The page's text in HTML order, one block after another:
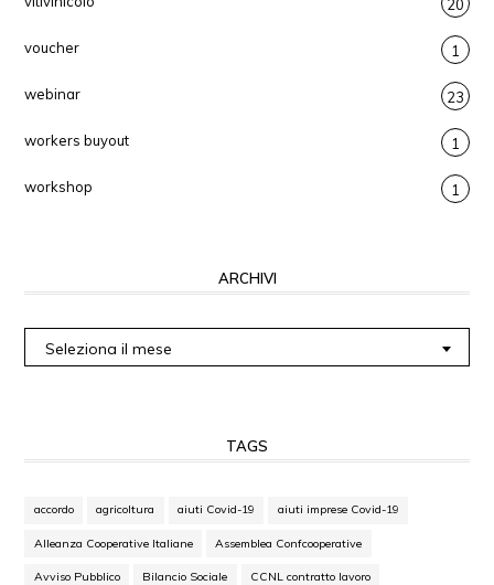
20
voucher 1
webinar 23
workers buyout 1
workshop 1
ARCHIVI
Seleziona il mese
TAGS
accordo agricoltura aiuti Covid-19 aiuti imprese Covid-19
Alleanza Cooperative Italiane Assemblea Confcooperative
Avviso Pubblico Bilancio Sociale CCNL contratto lavoro